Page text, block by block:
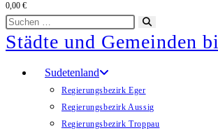
0,00 €
Diese
Website
durchsuchen
starten
Städte und Gemeinden
Sudetenland
Regierungsbezirk Eger
Regierungsbezirk Aussig
Regierungsbezirk Troppau